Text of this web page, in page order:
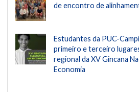
de encontro de
Estudantes da PUC-
primeiro e terceiro
regional da XV Gincana
Economia